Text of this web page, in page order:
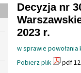
Decyzja nr
2023 r.
w sprawie
Pobierz plik
pdf